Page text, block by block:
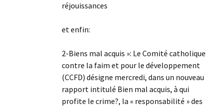
réjouissances
et enfin:
2-Biens mal acquis »: Le Comité catholique
contre la faim et pour le développement
(CCFD) désigne mercredi, dans un nouveau
rapport intitulé Bien mal acquis, à qui
profite le crime?, la « responsabilité » des